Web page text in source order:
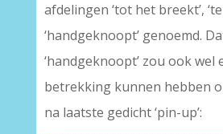
afdelingen ‘tot het breekt’,
‘handgeknoopt’ genoemd.
‘handgeknoopt’ zou ook wel
betrekking kunnen hebben
na laatste gedicht ‘pin-up’: